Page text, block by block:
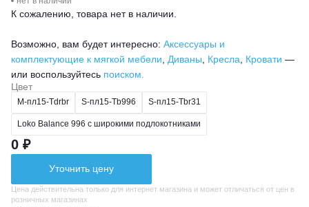
К сожалению, товара нет в наличии.
Возможно, вам будет интересно: Аксессуары и
комплектующие к мягкой мебели
Диваны Кресла Кровати —
или воспользуйтесь поиском.
Цвет
М-пл15-Tdrbr S-пл15-Tb996 S-пл15-Тbr31
Loko Balance 996 c широкими подлокотниками
0 ₽
Уточнить цену
Цена действительна только для интернет магазина и может отличаться от цен в
розничных магазинах